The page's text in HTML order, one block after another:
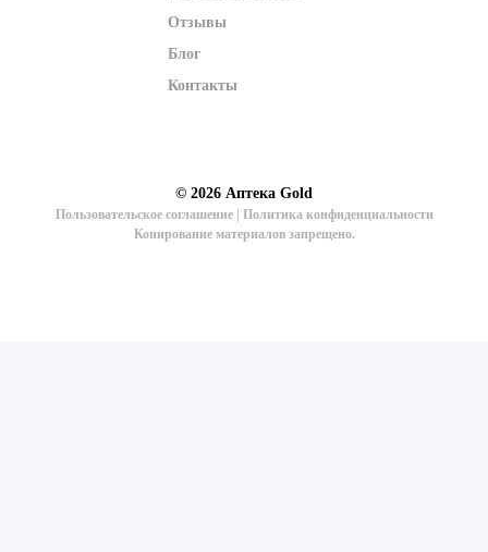
Отзывы
Блог
Контакты
© 2026 Аптека Gold
Пользовательское соглашение| Политика конфиденциальности
Копирование материалов запрещено.